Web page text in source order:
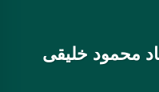
محمود خلیقی